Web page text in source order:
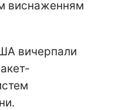
виснаженням
вичерпали